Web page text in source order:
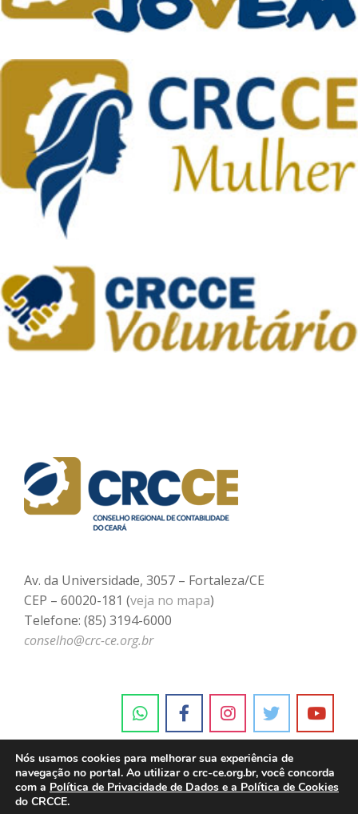
Av. da Universidade, 3057 – Fortaleza/CE
CEP – 60020-181 (veja no mapa)
Telefone: (85) 3194-6000
conselho@crc-ce.org.br
Nós usamos cookies para melhorar sua experiência de
navegação no portal. Ao utilizar o crc-ce.org.br, você concorda
com a Política de Privacidade de Dados e a Política de Cookies
do CRCCE.